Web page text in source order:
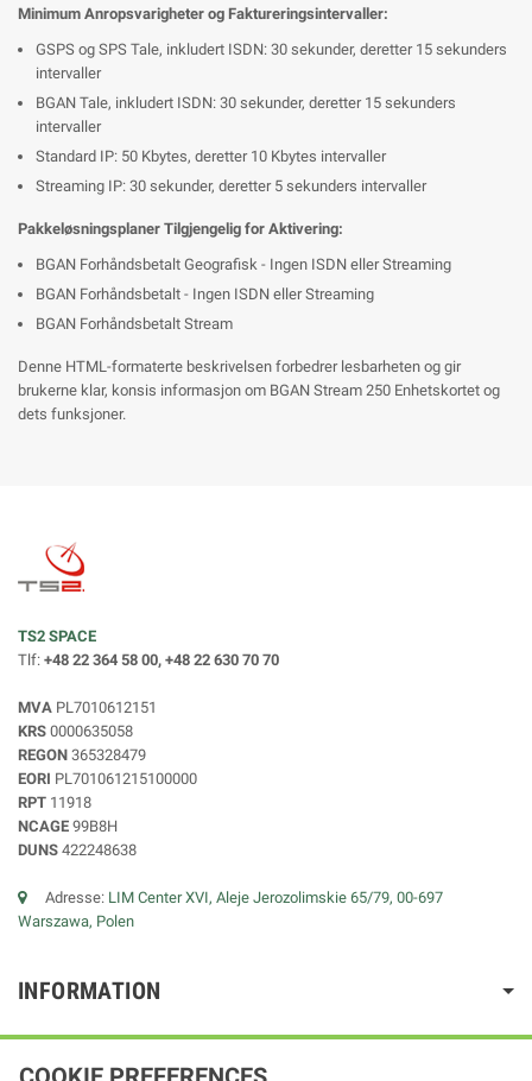
Minimum Anropsvarigheter og Faktureringsintervaller:
GSPS og SPS Tale, inkludert ISDN: 30 sekunder, deretter 15 sekunders
intervaller
BGAN Tale, inkludert ISDN: 30 sekunder, deretter 15 sekunders
intervaller
Standard IP: 50 Kbytes, deretter 10 Kbytes intervaller
Streaming IP: 30 sekunder, deretter 5 sekunders intervaller
Pakkeløsningsplaner Tilgjengelig for Aktivering:
BGAN Forhåndsbetalt Geografisk - Ingen ISDN eller Streaming
BGAN Forhåndsbetalt - Ingen ISDN eller Streaming
BGAN Forhåndsbetalt Stream
Denne HTML-formaterte beskrivelsen forbedrer lesbarheten og gir
brukerne klar, konsis informasjon om BGAN Stream 250 Enhetskortet og
dets funksjoner.
TS2 SPACE
Tlf: +48 22 364 58 00, +48 22 630 70 70
MVA PL7010612151
KRS 0000635058
REGON 365328479
EORI PL701061215100000
RPT 11918
NCAGE 99B8H
DUNS 422248638
Adresse: LIM Center XVI, Aleje Jerozolimskie 65/79, 00-697
Warszawa, Polen
INFORMATION